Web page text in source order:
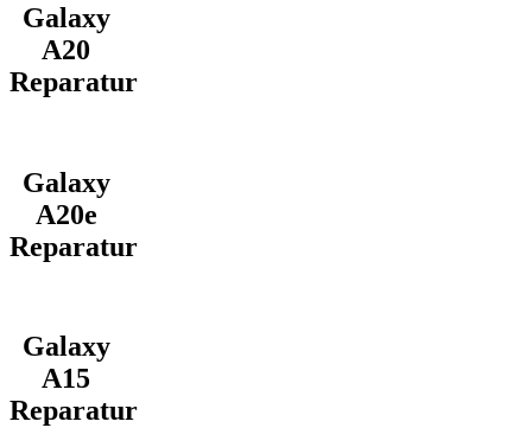
Galaxy
A20
Reparatur
Galaxy
A20e
Reparatur
Galaxy
A15
Reparatur